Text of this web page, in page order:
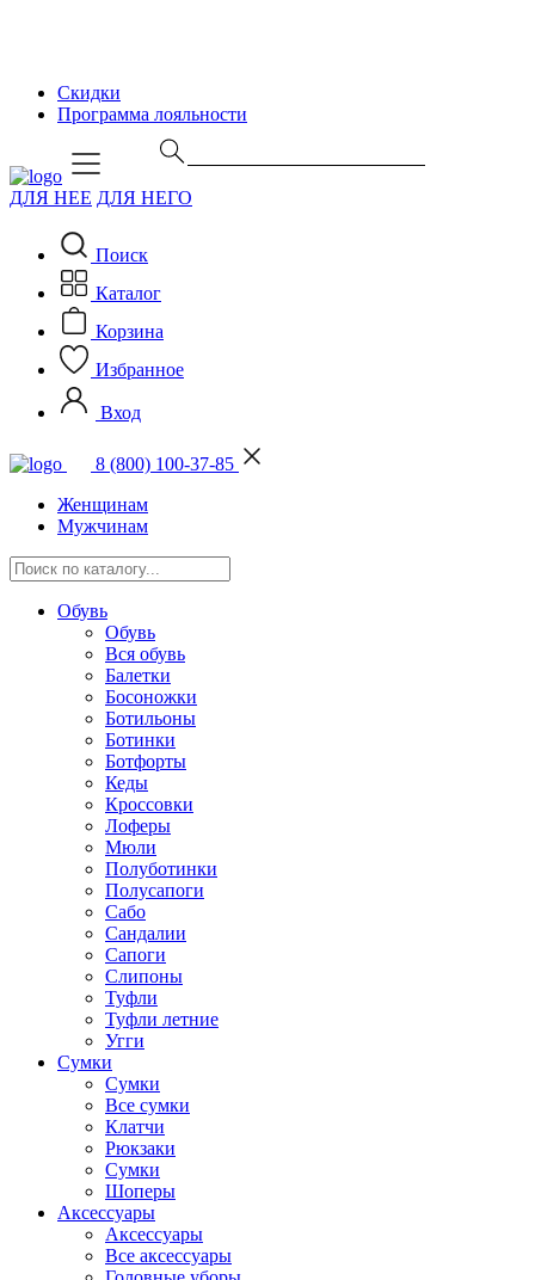
Скидки
Программа лояльности
ДЛЯ НЕЕ ДЛЯ НЕГО
Поиск
Каталог
Корзина
Избранное
Вход
8 (800) 100-37-85
Женщинам
Мужчинам
Обувь
Обувь
Вся обувь
Балетки
Босоножки
Ботильоны
Ботинки
Ботфорты
Кеды
Кроссовки
Лоферы
Мюли
Полуботинки
Полусапоги
Сабо
Сандалии
Сапоги
Слипоны
Туфли
Туфли летние
Угги
Сумки
Сумки
Все сумки
Клатчи
Рюкзаки
Сумки
Шоперы
Аксессуары
Аксессуары
Все аксессуары